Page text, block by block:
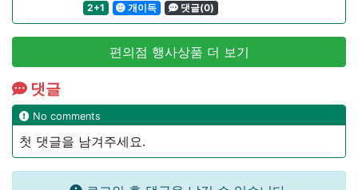
2+1
개이득 댓글(0)
편의점 행사상품 더 보기
댓글
No comments
첫 댓글을 남겨주세요.